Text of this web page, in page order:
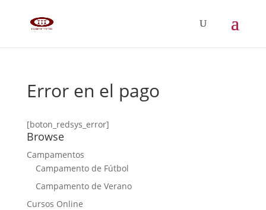
Error en el pago
[boton_redsys_error]
Browse
Campamentos
Campamento de Fútbol
Campamento de Verano
Cursos Online